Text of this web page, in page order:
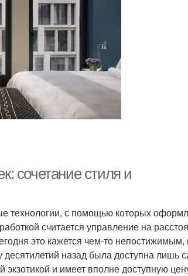
сочетание стиля и
технологии, с помощью которых
считается управление на
это кажется чем-то непостижимым,
назад была доступна лишь
и имеет вполне доступную